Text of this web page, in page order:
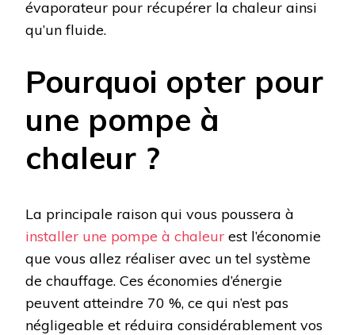
évaporateur pour récupérer la chaleur ainsi
qu’un fluide.
Pourquoi opter pour
une pompe à
chaleur ?
La principale raison qui vous poussera à
installer une pompe à chaleur est l’économie
que vous allez réaliser avec un tel système
de chauffage. Ces économies d’énergie
peuvent atteindre 70 %, ce qui n’est pas
négligeable et réduira considérablement vos